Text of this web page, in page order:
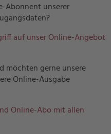
Abonnent unserer
auf unser Online-Angebot
möchten gerne unsere
Online-Ausgabe
Online-Abo mit allen